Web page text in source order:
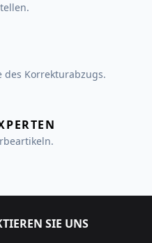
des Korrekturabzugs.
SIE UNS